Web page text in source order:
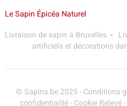
Le Sapin Épicéa Naturel
Livraison de sapin à Bruxelles -
artificiels et décorations
© Sapins.be 2025 - Conditions
confidentialité - Cookie Relevé -